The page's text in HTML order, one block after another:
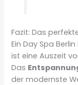
Fazit: Das
Ein Day Spa
ist eine Auszeit
Das
der modernste